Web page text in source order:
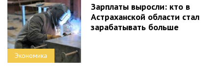
Экономика
Зарплаты выросли: кто в
Астраханской области стал
зарабатывать больше